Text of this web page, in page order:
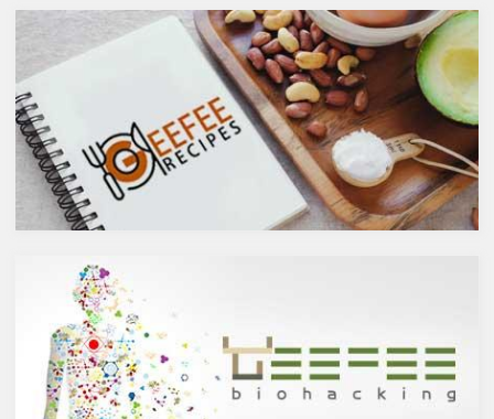
やウォッカ等の蒸留酒は、度数
も高いため健康に悪そうなイ
メージで、ワインや日本酒など
は何となくナチュラルな感じで
アルコール度数も低いのでそう
悪くもなさそうなイメージです
が、実際のところどうなので
しょうか？今回は、大きく分け
て2種類あるお酒の製造方法
（醸造酒と蒸留酒）の違いに
よって健康に対してどのような
ていきます。
醸造酒と蒸留酒の違いとは？
主にお酒は製造方法によって醸
造酒と蒸留酒の2つと、香料や
糖分、果実などを加えた混成酒
に分けられます。醸造酒は、果
実や穀物のような糖分を含んだ
原料を酵母によりアルコール発
まれるケルセチンが、血中コレ
ステロールを値を抑え心臓病の
リスクを軽減するということを
お伝えしましたが、ケルセチン
には抗菌抗ウィルス作用があり
ウイルスとの闘いを促進する可
能性があると言われています。
また、免疫力の維持に重要な働
きを持つ亜鉛との相乗効果もあ
ると考えられています。今回
は、このケルセチンの健康効果
ない植物化合物であるケルセチ
ンは、ブドウやリンゴなどの果
物や、ブロッコリやトマト、タ
マネギなどの野菜、お蕎麦にも